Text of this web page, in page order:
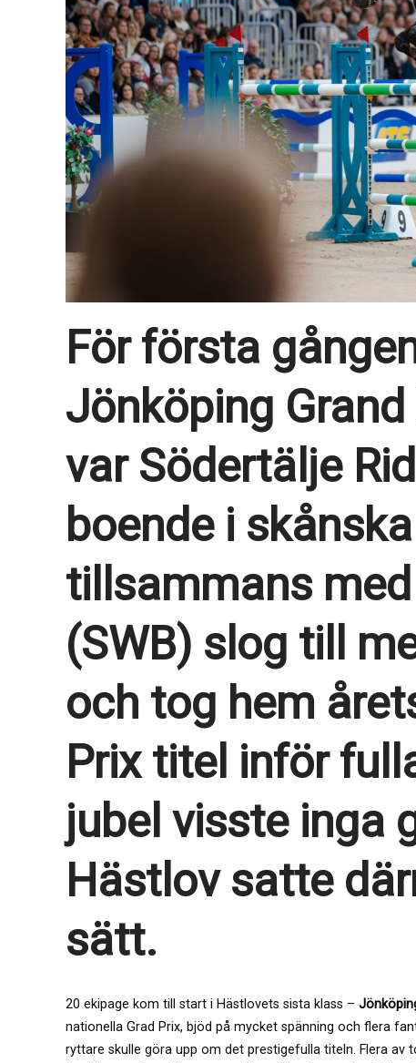
För första
Jönköping
var Södertälje
boende i
tillsammans
(SWB) slog till
och tog hem
Prix titel inför
jubel visste inga
Hästlov satte
sätt.
20 ekipage kom till start i Hästlovets sista klass –
nationella Grad Prix, bjöd på mycket spänning och flera
ryttare skulle göra upp om det prestigefulla titeln. Flera